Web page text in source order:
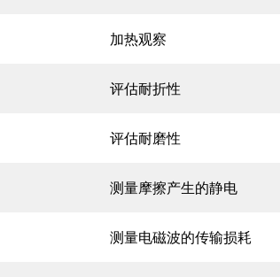
加热观察
评估耐折性
评估耐磨性
测量摩擦产生的静电
测量电磁波的传输损耗